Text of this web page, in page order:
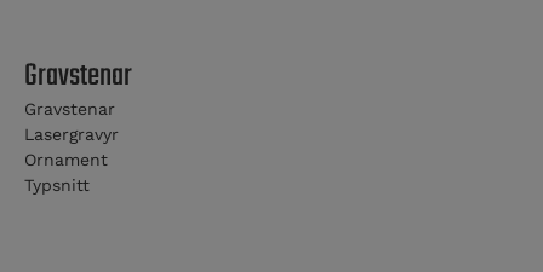
Gravstenar
Gravstenar
Lasergravyr
Ornament
Typsnitt